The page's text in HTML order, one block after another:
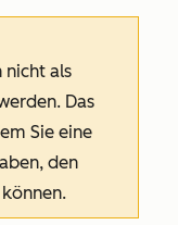
nicht als
Das
Sie eine
den